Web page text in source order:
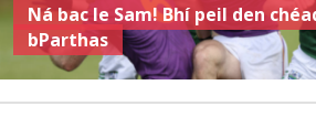
Ná bac le Sam! Bhí peil den
bParthas